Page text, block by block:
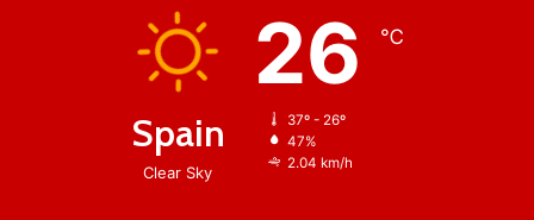
Spain
Clear Sky
26 ℃
37º - 26º
47%
2.04 km/h